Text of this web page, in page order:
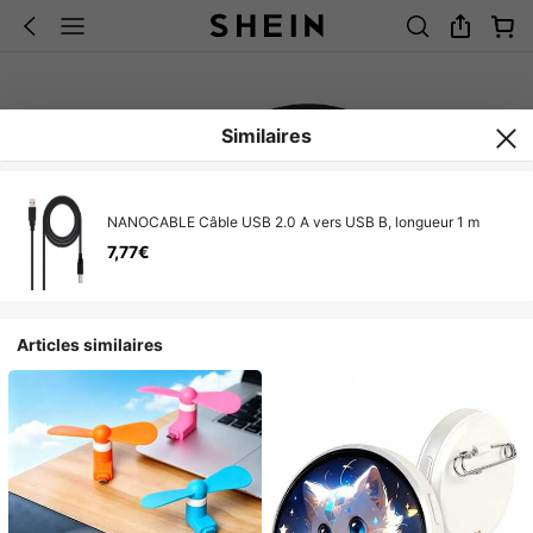
Similaires
NANOCABLE Câble USB 2.0 A vers USB B, longueur 1 m
7,77€
Articles similaires